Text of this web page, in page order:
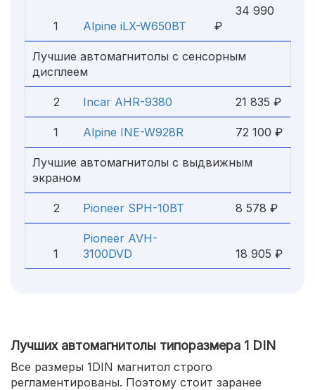
1 Alpine iLX-W650BT
34 990
₽
Лучшие автомагнитолы с сенсорным
дисплеем
2 Incar AHR-9380 21 835 ₽
1 Alpine INE-W928R 72 100 ₽
Лучшие автомагнитолы с выдвижным
экраном
2 Pioneer SPH-10BT 8 578 ₽
1
Pioneer AVH-
3100DVD
18 905 ₽
Лучших автомагнитолы типоразмера 1 DIN
Все размеры 1DIN магнитол строго
регламентированы. Поэтому стоит заранее